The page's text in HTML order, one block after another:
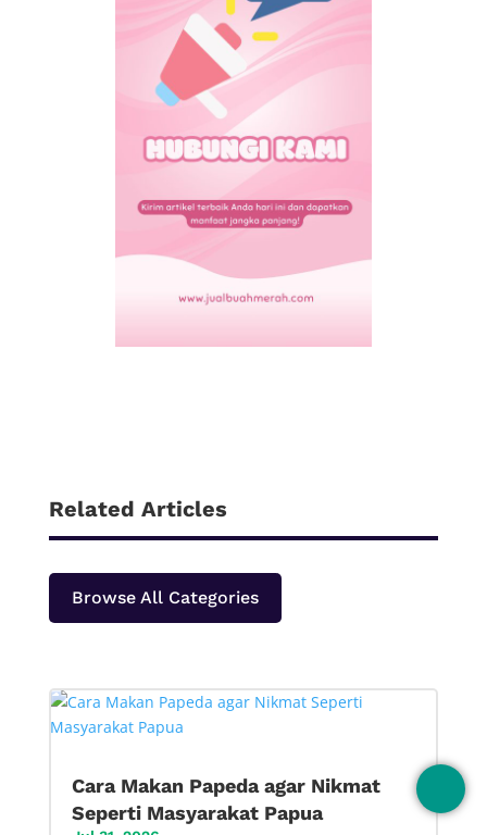
Related Articles
Browse All Categories
Cara Makan Papeda agar Nikmat
Seperti Masyarakat Papua